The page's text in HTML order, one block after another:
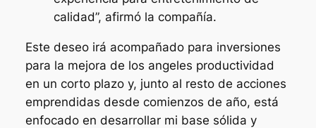
calidad”, afirmó la compañía.
Este deseo irá acompañado para inversiones
para la mejora de los angeles productividad
en un corto plazo y, junto al resto de acciones
emprendidas desde comienzos de año, está
enfocado en desarrollar mi base sólida y